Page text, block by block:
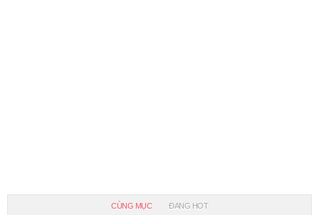
CÙNG MỤC ĐANG HOT